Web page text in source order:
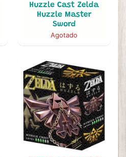
Huzzle Cast Zelda
Huzzle Master
Sword
Agotado